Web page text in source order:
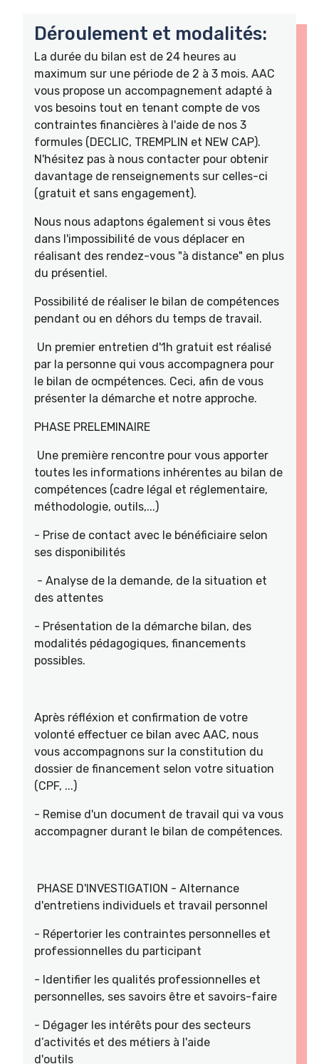
Déroulement et modalités:
La durée du bilan est de 24 heures au
maximum sur une période de 2 à 3 mois. AAC
vous propose un accompagnement adapté à
vos besoins tout en tenant compte de vos
contraintes financières à l'aide de nos 3
formules (DECLIC, TREMPLIN et NEW CAP).
N'hésitez pas à nous contacter pour obtenir
davantage de renseignements sur celles-ci
(gratuit et sans engagement).
Nous nous adaptons également si vous êtes
dans l'impossibilité de vous déplacer en
réalisant des rendez-vous "à distance" en plus
du présentiel.
Possibilité de réaliser le bilan de compétences
pendant ou en déhors du temps de travail.
Un premier entretien d'1h gratuit est réalisé
par la personne qui vous accompagnera pour
le bilan de ocmpétences. Ceci, afin de vous
présenter la démarche et notre approche.
PHASE PRELEMINAIRE
Une première rencontre pour vous apporter
toutes les informations inhérentes au bilan de
compétences (cadre légal et réglementaire,
méthodologie, outils,...)
- Prise de contact avec le bénéficiaire selon
ses disponibilités
- Analyse de la demande, de la situation et
des attentes
- Présentation de la démarche bilan, des
modalités pédagogiques, financements
possibles.
Après réfléxion et confirmation de votre
volonté effectuer ce bilan avec AAC, nous
vous accompagnons sur la constitution du
dossier de financement selon votre situation
(CPF, ...)
- Remise d'un document de travail qui va vous
accompagner durant le bilan de compétences.
PHASE D'INVESTIGATION - Alternance
d'entretiens individuels et travail personnel
- Répertorier les contraintes personnelles et
professionnelles du participant
- Identifier les qualités professionnelles et
personnelles, ses savoirs être et savoirs-faire
- Dégager les intérêts pour des secteurs
d’activités et des métiers à l'aide
d'outils